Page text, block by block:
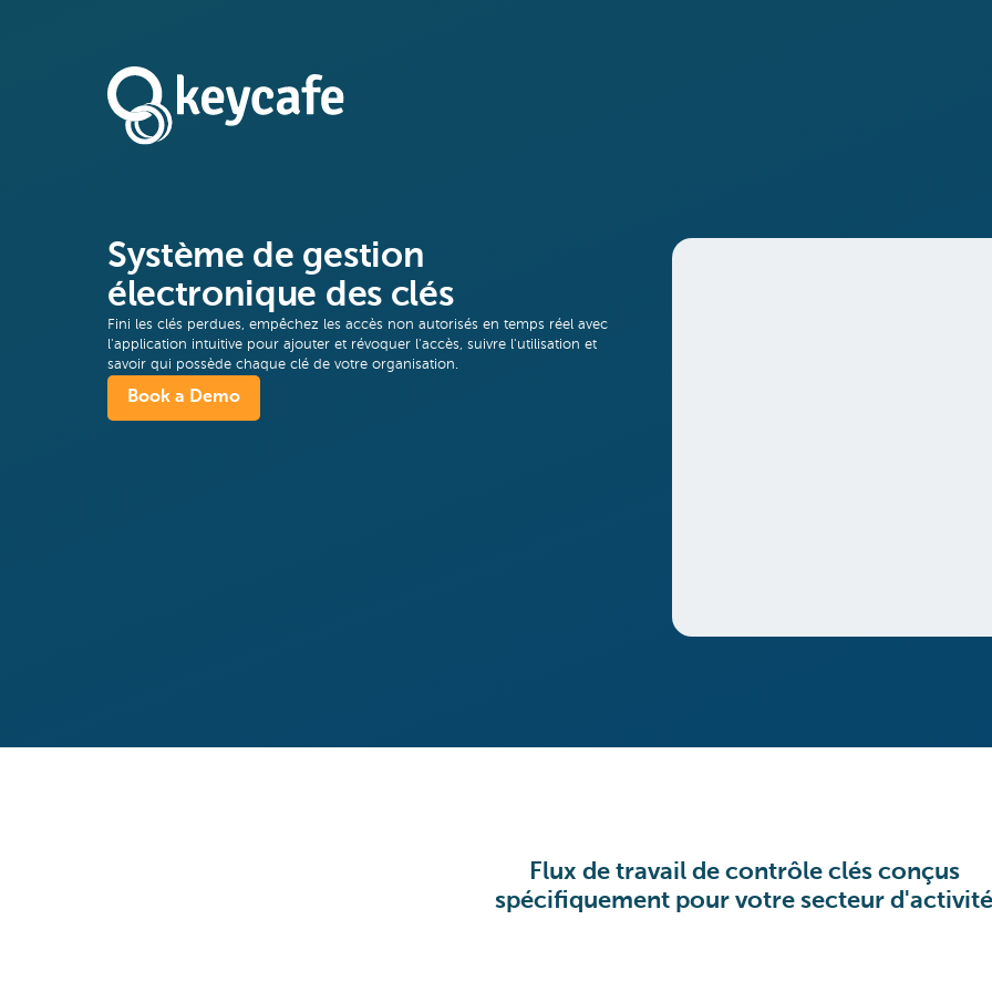
Système de gestion
électronique des clés
Fini les clés perdues, empêchez les accès non autorisés en temps réel avec
l'application intuitive pour ajouter et révoquer l'accès, suivre l'utilisation et
savoir qui possède chaque clé de votre organisation.
Book a Demo
Flux de travail de contrôle clés conçus
spécifiquement pour votre secteur d'activité